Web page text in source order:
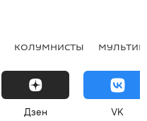
КОЛУМНИСТЫ
Дзен VK